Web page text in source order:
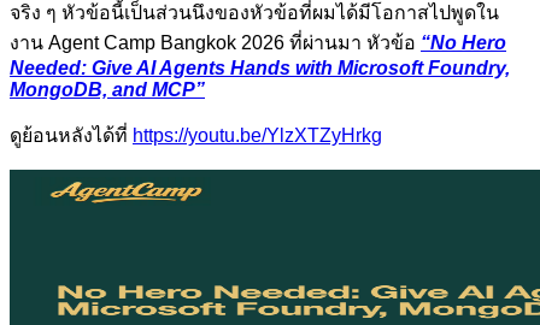
จริง ๆ หัวข้อนี้เป็นส่วนนึงของหัวข้อที่ผมได้มีโอกาสไปพูดใน
งาน Agent Camp Bangkok 2026 ที่ผ่านมา หัวข้อ “No Hero
Needed: Give AI Agents Hands with Microsoft Foundry,
MongoDB, and MCP”
ดูย้อนหลังได้ที่ https://youtu.be/YlzXTZyHrkg